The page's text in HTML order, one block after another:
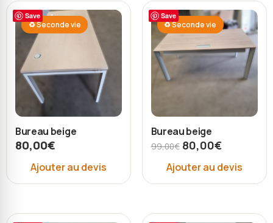
Save
♻ Seconde vie
Bureau beige
80,00€
Ajouter au devis
Save
♻ Seconde vie
Bureau beige
99,00€ 80,00€
Ajouter au devis